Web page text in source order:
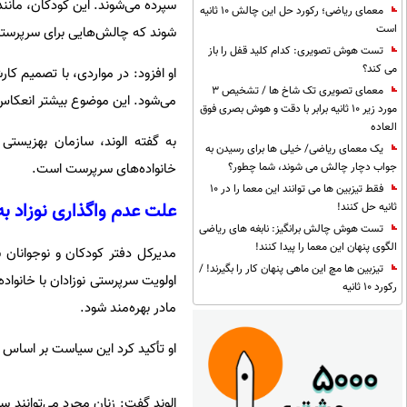
معمای ریاضی؛ رکورد حل این چالش 10 ثانیه
است
تست هوش تصویری: کدام کلید قفل را باز
می کند؟
معمای تصویری تک شاخ ها / تشخیص 3
مورد زیر 10 ثانیه برابر با دقت و هوش بصری فوق
العاده
یک معمای ریاضی/ خیلی ها برای رسیدن به
جواب دچار چالش می شوند، شما چطور؟
فقط تیزبین ها می توانند این معما را در 10
ثانیه حل کنند!
تست هوش چالش برانگیز: نابغه های ریاضی
الگوی پنهان این معما را پیدا کنند!
تیزبین ها مچ این ماهی پنهان کار را بگیرند! /
رکورد 10 ثانیه
سپرده می‌شوند. این کودکان،
شوند که چالش‌هایی برای
او افزود: در مواردی، با
می‌شود. این موضوع بیشتر
به گفته الوند، سازمان
خانواده‌های سرپرست است.
علت عدم واگذاری نوزاد
مدیرکل دفتر کودکان و
اولویت سرپرستی نوزادان با
مادر بهره‌مند شود.
او تأکید کرد این سیاست بر